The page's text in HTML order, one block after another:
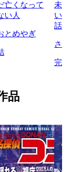
亡くなって
い人
とめやぎ
未
い
話
さ
完
品